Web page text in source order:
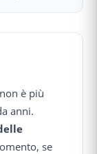
è più
anni.
se